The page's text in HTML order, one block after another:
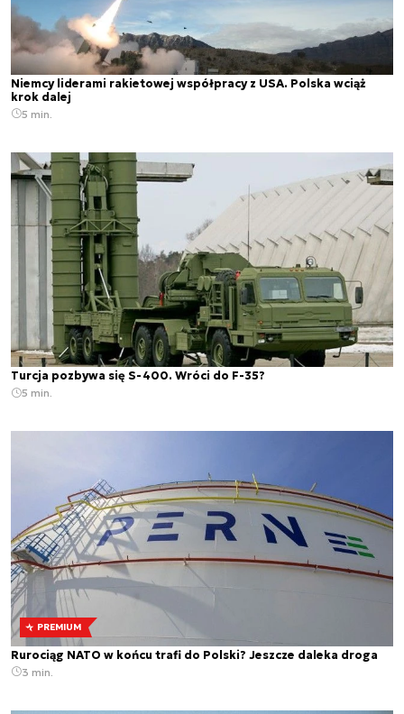
Niemcy liderami rakietowej współpracy z USA. Polska wciąż
krok dalej
5 min.
Turcja pozbywa się S-400. Wróci do F-35?
5 min.
PREMIUM
Rurociąg NATO w końcu trafi do Polski? Jeszcze daleka droga
3 min.